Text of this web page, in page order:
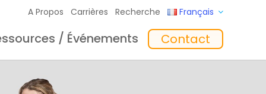
A Propos Carrières Recherche Français
Chargeurs
Formation
/ Événements
‘In the Mix’ Insights
Contact